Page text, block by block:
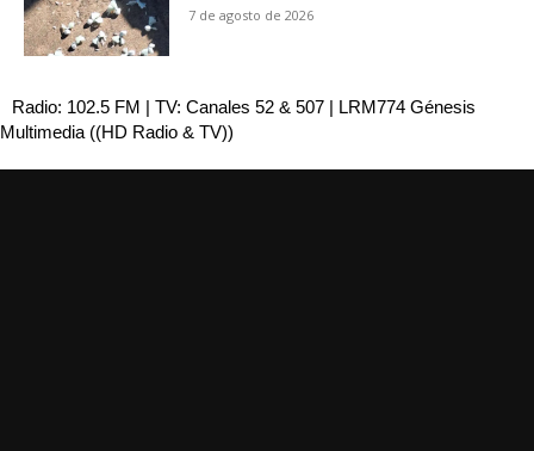
7 de agosto de 2026
Radio: 102.5 FM | TV: Canales 52 & 507 | LRM774 Génesis
Multimedia ((HD Radio & TV))